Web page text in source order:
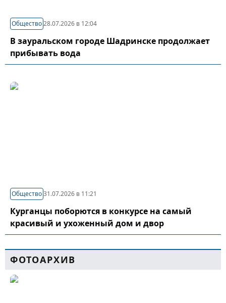
Общество28.07.2026 в 12:04
В зауральском городе Шадринске продолжает
прибывать вода
Общество31.07.2026 в 11:21
Курганцы поборются в конкурсе на самый
красивый и ухоженный дом и двор
ФОТОАРХИВ